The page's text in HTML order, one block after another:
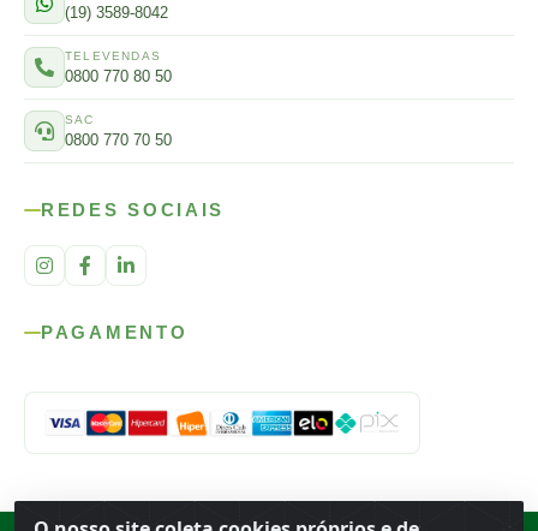
(19) 3589-8042
TELEVENDAS
0800 770 80 50
SAC
0800 770 70 50
REDES SOCIAIS
PAGAMENTO